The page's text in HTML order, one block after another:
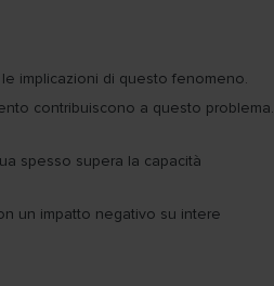
implicazioni di questo fenomeno.
contribuiscono a questo problema.
spesso supera la capacità
un impatto negativo su intere